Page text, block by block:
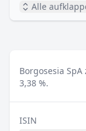
Alle
Borgosesia
3,38 %.
ISIN